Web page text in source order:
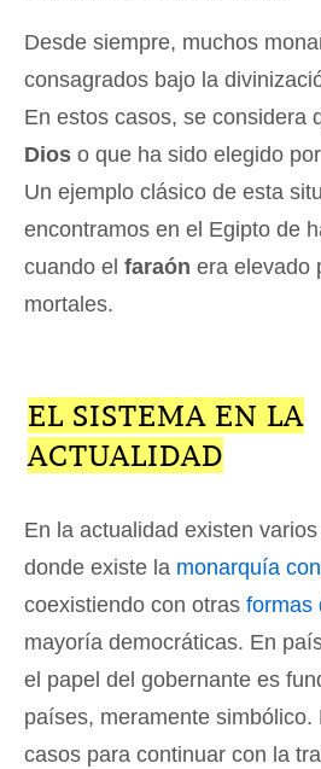
Desde siempre, muchos
consagrados bajo la
En estos casos, se considera
Dios o que ha sido elegido
Un ejemplo clásico de esta
encontramos en el Egipto de
cuando el faraón era elevado
mortales.
EL SISTEMA EN LA
ACTUALIDAD
En la actualidad existen
donde existe la monarquía
coexistiendo con otras formas
mayoría democráticas. En
el papel del gobernante es
países, meramente simbólico.
casos para continuar con la